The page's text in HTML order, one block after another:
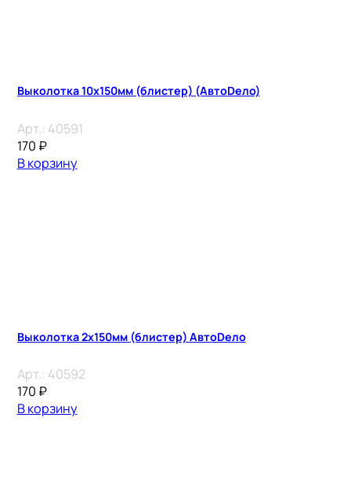
Выколотка 10х150мм (блистер) (АвтоDело)
Арт.: 40591
170 ₽
В корзину
Выколотка 2х150мм (блистер) АвтоDело
Арт.: 40592
170 ₽
В корзину